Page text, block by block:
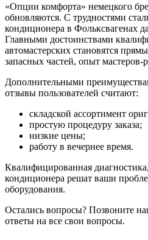
«Опции комфорта» немецкого
обновляются. С трудностями
кондиционера в Фольксвагенах
Главными достоинствами
автомастерских становятся
запасных частей, опыт мастеров-
Дополнительными
отзывы пользователей считают:
складской ассортимент
простую процедуру заказа;
низкие цены;
работу в вечернее время.
Квалифицированная
кондиционера решат ваши
оборудования.
Остались вопросы? Позвоните
ответы на все свои вопросы.